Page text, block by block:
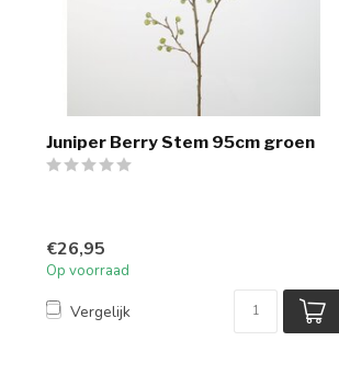
Juniper Berry Stem 95cm groen
€26,95
Op voorraad
Vergelijk